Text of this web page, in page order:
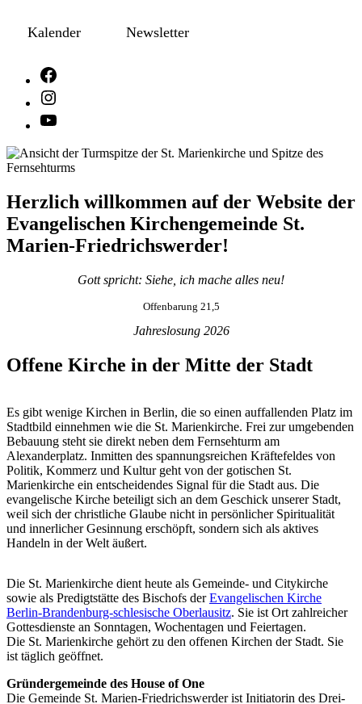
Kalender Newsletter
Herzlich willkommen auf der Website der
Evangelischen Kirchengemeinde St.
Marien-Friedrichswerder!
Gott spricht: Siehe, ich mache alles neu!
Offenbarung 21,5
Jahreslosung 2026
Offene Kirche in der Mitte der Stadt
Es gibt wenige Kirchen in Berlin, die so einen auffallenden Platz im
Stadtbild einnehmen wie die St. Marienkirche. Frei zur umgebenden
Bebauung steht sie direkt neben dem Fernsehturm am
Alexanderplatz. Inmitten des spannungsreichen Kräftefeldes von
Politik, Kommerz und Kultur geht von der gotischen St.
Marienkirche ein entscheidendes Signal für die Stadt aus. Die
evangelische Kirche beteiligt sich an dem Geschick unserer Stadt,
weil sich der christliche Glaube nicht in persönlicher Spiritualität
und innerlicher Gesinnung erschöpft, sondern sich als aktives
Handeln in der Welt äußert.
Die St. Marienkirche dient heute als Gemeinde- und Citykirche
sowie als Predigtstätte des Bischofs derEvangelischen Kirche
Berlin-Brandenburg-schlesische Oberlausitz. Sie ist Ort zahlreicher
Gottesdienste an Sonntagen, Wochentagen und Feiertagen.
Die St. Marienkirche gehört zu den offenen Kirchen der Stadt. Sie
ist täglich geöffnet.
Gründergemeinde des House of One
Die Gemeinde St. Marien-Friedrichswerder ist Initiatorin des Drei-